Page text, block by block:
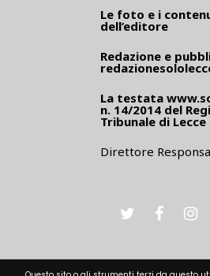
Le foto e i
dell’editore
Redazione e
La testata
n. 14/2014 del
Tribunale di
Direttore